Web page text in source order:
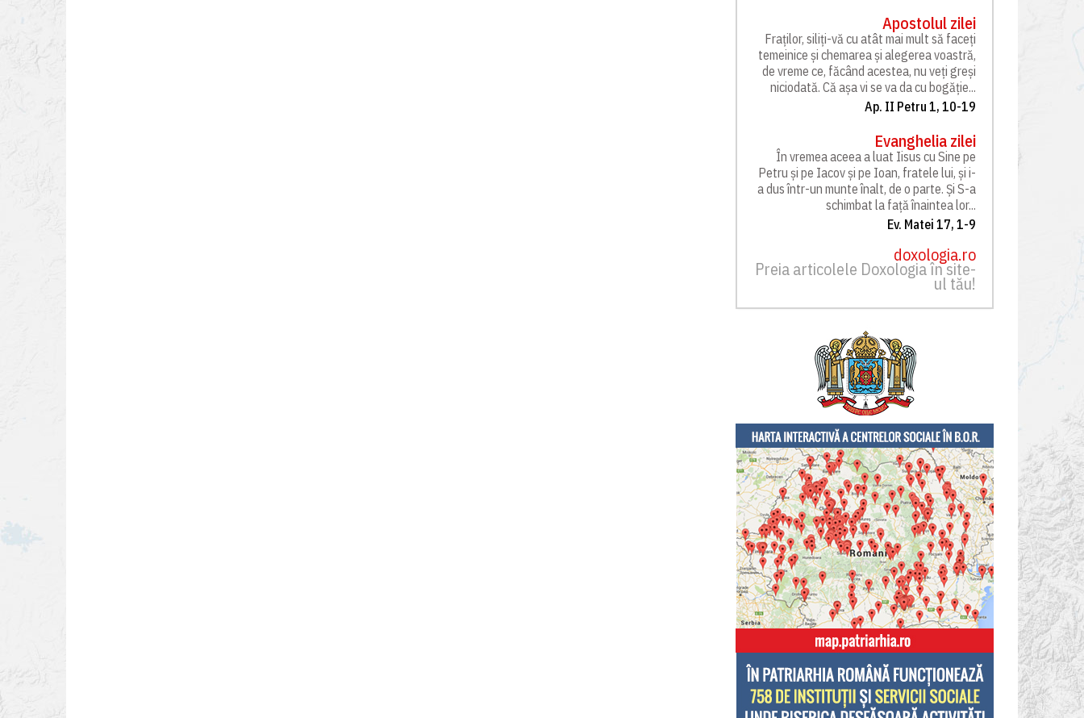
Apostolul zilei
Fraților, siliți-vă cu atât mai mult să faceți
temeinice și chemarea și alegerea voastră,
de vreme ce, făcând acestea, nu veți greși
niciodată. Că așa vi se va da cu bogăție...
Ap. II Petru 1, 10-19
Evanghelia zilei
În vremea aceea a luat Iisus cu Sine pe
Petru și pe Iacov și pe Ioan, fratele lui, și i-
a dus într-un munte înalt, de o parte. Și S-a
schimbat la față înaintea lor...
Ev. Matei 17, 1-9
doxologia.ro
Preia articolele Doxologia în site-
ul tău!